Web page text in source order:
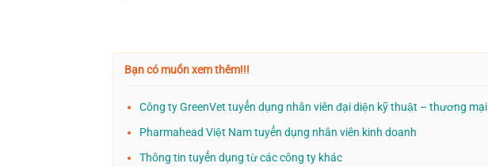
Bạn có muốn xem thêm!!!
Công ty GreenVet tuyển dụng nhân viên đại diện kỹ thuật – thương mại
Pharmahead Việt Nam tuyển dụng nhân viên kinh doanh
Thông tin tuyển dụng từ các công ty khác